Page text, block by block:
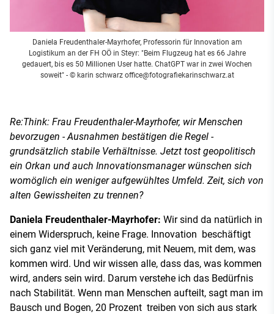
Daniela Freudenthaler-Mayrhofer, Professorin für Innovation am
Logistikum an der FH OÖ in Steyr: "Beim Flugzeug hat es 66 Jahre
gedauert, bis es 50 Millionen User hatte. ChatGPT war in zwei Wochen
soweit"- © karin schwarz office@fotografiekarinschwarz.at
Re:Think: Frau Freudenthaler-Mayrhofer, wir Menschen
bevorzugen - Ausnahmen bestätigen die Regel -
grundsätzlich stabile Verhältnisse. Jetzt tost geopolitisch
ein Orkan und auch Innovationsmanager wünschen sich
womöglich ein weniger aufgewühltes Umfeld. Zeit, sich von
alten Gewissheiten zu trennen?
Daniela Freudenthaler-Mayrhofer: Wir sind da natürlich in
einem Widerspruch, keine Frage. Innovation beschäftigt
sich ganz viel mit Veränderung, mit Neuem, mit dem, was
kommen wird. Und wir wissen alle, dass das, was kommen
wird, anders sein wird. Darum verstehe ich das Bedürfnis
nach Stabilität. Wenn man Menschen aufteilt, sagt man im
Bausch und Bogen, 20 Prozent treiben von sich aus stark